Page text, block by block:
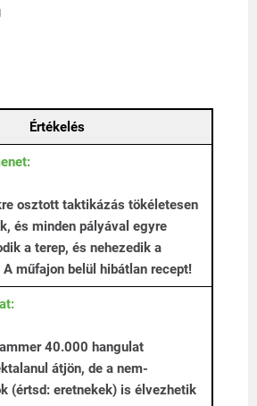
Értékelés
osztott taktikázás tökéletesen
és minden pályával egyre
a terep, és nehezedik a
műfajon belül hibátlan recept!
40.000 hangulat
átjön, de a nem-
(értsd: eretnekek) is élvezhetik